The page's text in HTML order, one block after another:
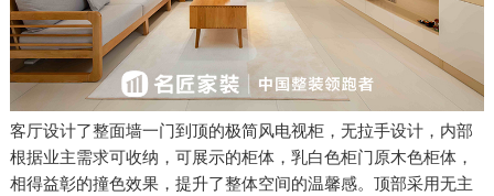
客厅设计了整面墙一门到顶的极简风电视柜，无拉手设计，内部
根据业主需求可收纳，可展示的柜体，乳白色柜门原木色柜体，
相得益彰的撞色效果，提升了整体空间的温馨感。顶部采用无主